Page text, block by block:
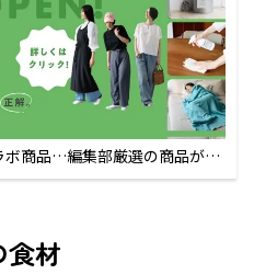
ボ商品…編集部厳選の商品が買
食材